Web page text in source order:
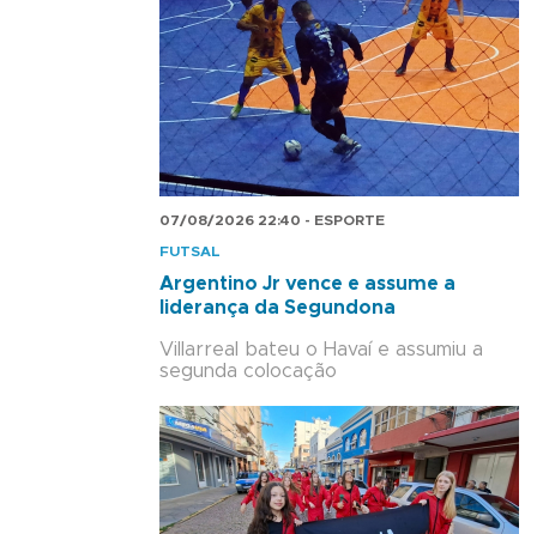
07/08/2026 22:40 - ESPORTE
FUTSAL
Argentino Jr vence e assume a
liderança da Segundona
Villarreal bateu o Havaí e assumiu a
segunda colocação